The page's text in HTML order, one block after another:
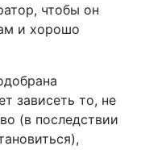
чтобы он
и хорошо
зависеть то, не
(в последствии